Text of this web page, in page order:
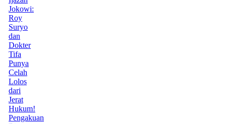
Jokowi:
Roy
Suryo
dan
Dokter
Tifa
Punya
Celah
Lolos
dari
Jerat
Hukum!
Pengakuan